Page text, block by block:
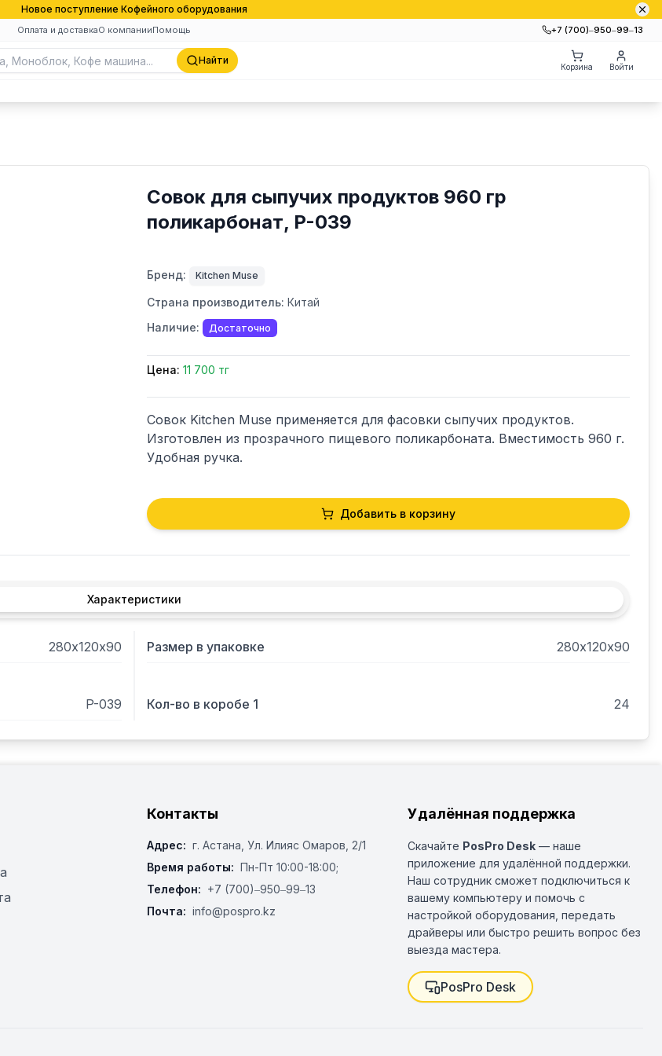
Новое поступление Кофейного оборудования
Оплата и доставкаО компанииПомощь +7 (700)‒950‒99‒13
Найти
Корзина Войти
Совок для сыпучих продуктов 960 гр
поликарбонат, P-039
Бренд: Kitchen Muse
Страна производитель: Китай
Наличие:
Достаточно
Цена: 11 700 тг
Совок Kitchen Muse применяется для фасовки сыпучих продуктов.
Изготовлен из прозрачного пищевого поликарбоната. Вместимость 960 г.
Удобная ручка.
Добавить в корзину
Характеристики
280х120х90 Размер в упаковке 280х120х90
P-039 Кол-во в коробе 1 24
Контакты
Адрес: г. Астана, ​Ул. Илияс Омаров, 2/1
Время работы: Пн-Пт 10:00-18:00;
Телефон: +7 (700)‒950‒99‒13
Почта: info@pospro.kz
Удалённая поддержка
Скачайте PosPro Desk — наше
приложение для удалённой поддержки.
Наш сотрудник сможет подключиться к
вашему компьютеру и помочь с
настройкой оборудования, передать
драйверы или быстро решить вопрос без
выезда мастера.
PosPro Desk